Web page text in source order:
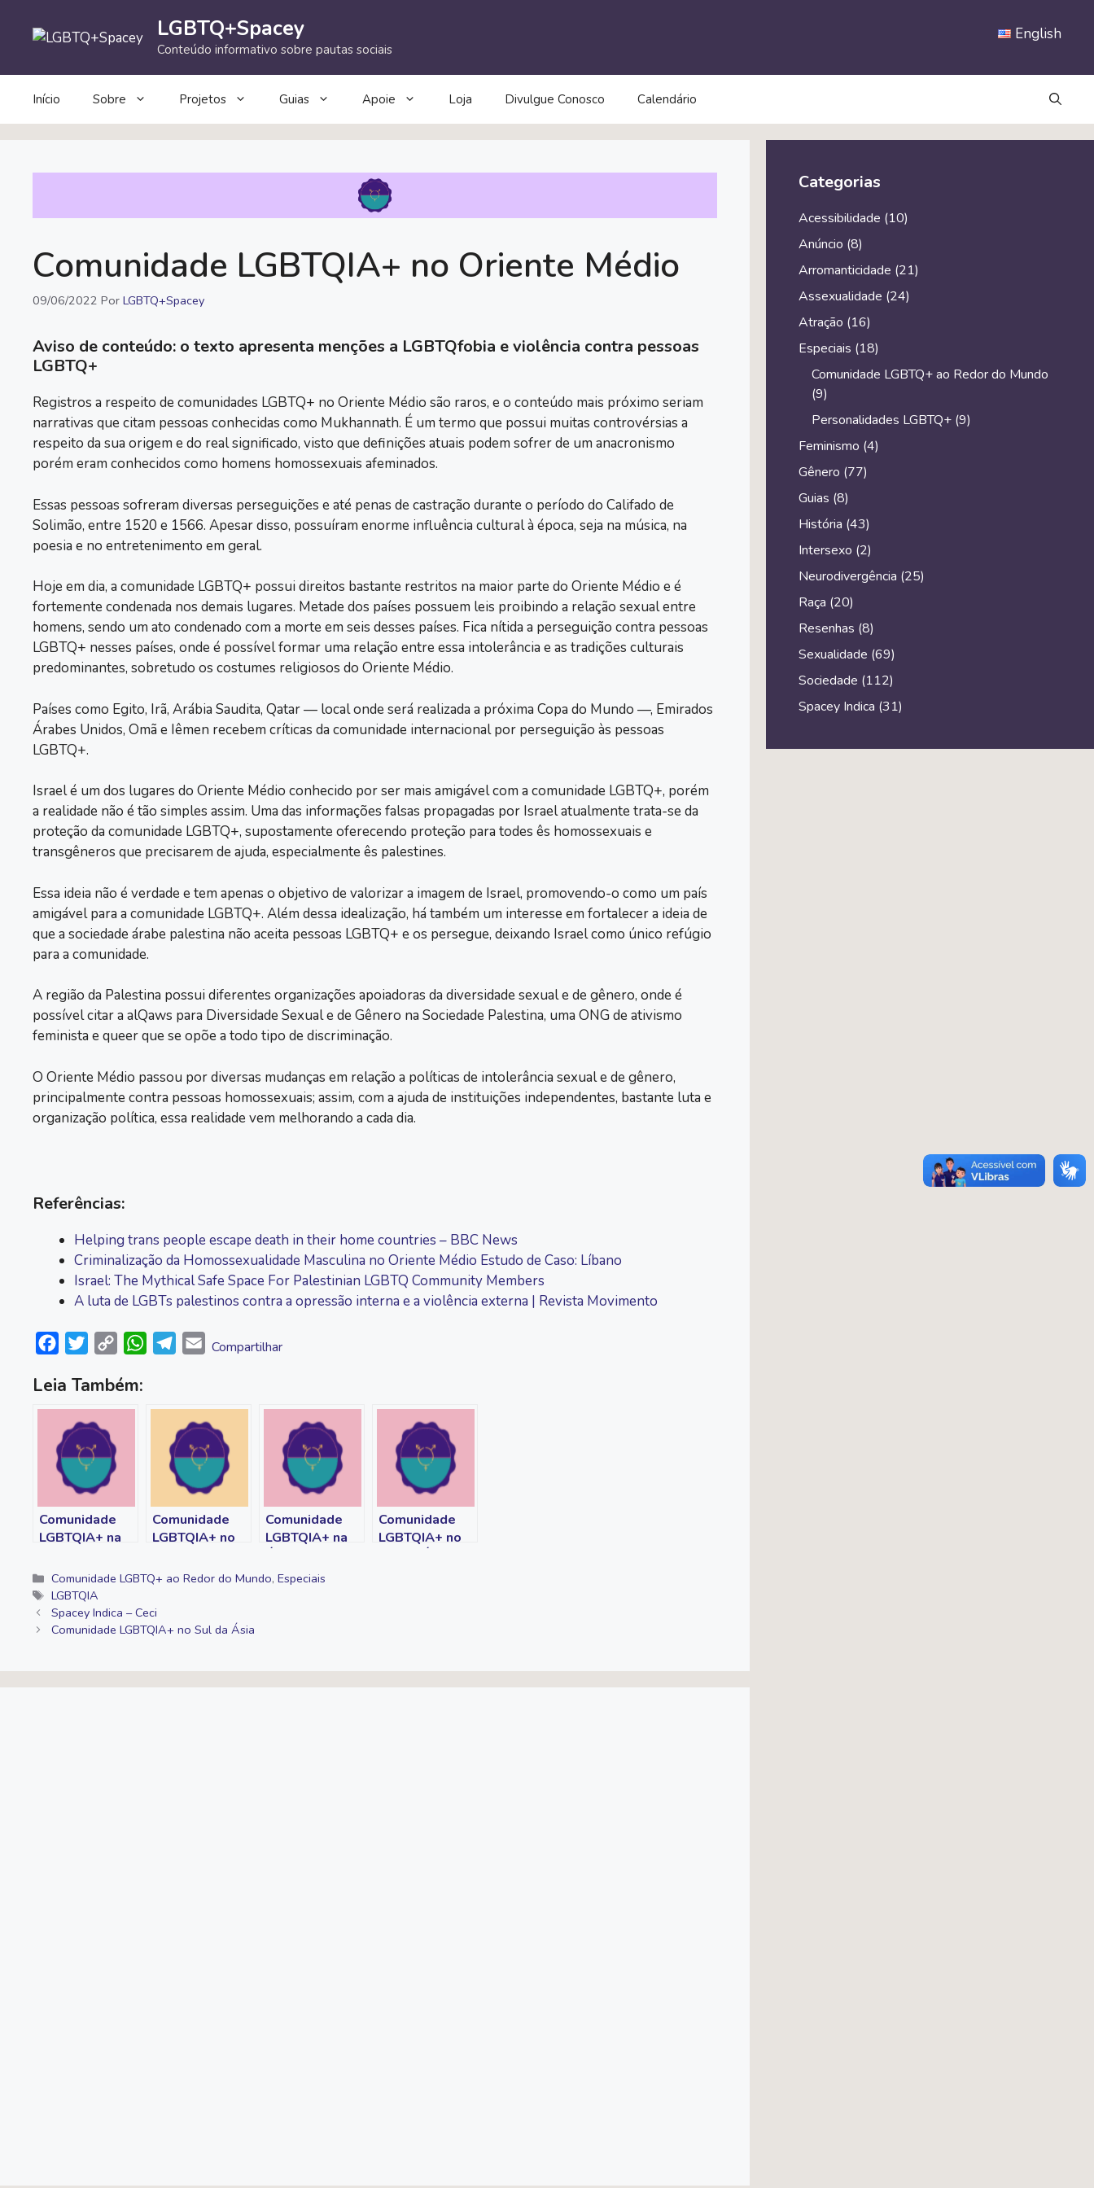
conteúdo
LGBTQ+Spacey
Conteúdo informativo sobre pautas sociais
English
Início Sobre Projetos Guias Apoie Loja Divulgue Conosco Calendário
Comunidade LGBTQIA+ no Oriente Médio
09/06/2022 Por LGBTQ+Spacey
Aviso de conteúdo: o texto apresenta menções a LGBTQfobia e violência contra pessoas
LGBTQ+
Registros a respeito de comunidades LGBTQ+ no Oriente Médio são raros, e o conteúdo mais próximo seriam
narrativas que citam pessoas conhecidas como Mukhannath. É um termo que possui muitas controvérsias a
respeito da sua origem e do real significado, visto que definições atuais podem sofrer de um anacronismo
porém eram conhecidos como homens homossexuais afeminados.
Essas pessoas sofreram diversas perseguições e até penas de castração durante o período do Califado de
Solimão, entre 1520 e 1566. Apesar disso, possuíram enorme influência cultural à época, seja na música, na
poesia e no entretenimento em geral.
Hoje em dia, a comunidade LGBTQ+ possui direitos bastante restritos na maior parte do Oriente Médio e é
fortemente condenada nos demais lugares. Metade dos países possuem leis proibindo a relação sexual entre
homens, sendo um ato condenado com a morte em seis desses países. Fica nítida a perseguição contra pessoas
LGBTQ+ nesses países, onde é possível formar uma relação entre essa intolerância e as tradições culturais
predominantes, sobretudo os costumes religiosos do Oriente Médio.
Países como Egito, Irã, Arábia Saudita, Qatar — local onde será realizada a próxima Copa do Mundo —, Emirados
Árabes Unidos, Omã e Iêmen recebem críticas da comunidade internacional por perseguição às pessoas
LGBTQ+.
Israel é um dos lugares do Oriente Médio conhecido por ser mais amigável com a comunidade LGBTQ+, porém
a realidade não é tão simples assim. Uma das informações falsas propagadas por Israel atualmente trata-se da
proteção da comunidade LGBTQ+, supostamente oferecendo proteção para todes ês homossexuais e
transgêneros que precisarem de ajuda, especialmente ês palestines.
Essa ideia não é verdade e tem apenas o objetivo de valorizar a imagem de Israel, promovendo-o como um país
amigável para a comunidade LGBTQ+. Além dessa idealização, há também um interesse em fortalecer a ideia de
que a sociedade árabe palestina não aceita pessoas LGBTQ+ e os persegue, deixando Israel como único refúgio
para a comunidade.
A região da Palestina possui diferentes organizações apoiadoras da diversidade sexual e de gênero, onde é
possível citar a alQaws para Diversidade Sexual e de Gênero na Sociedade Palestina, uma ONG de ativismo
feminista e queer que se opõe a todo tipo de discriminação.
O Oriente Médio passou por diversas mudanças em relação a políticas de intolerância sexual e de gênero,
principalmente contra pessoas homossexuais; assim, com a ajuda de instituições independentes, bastante luta e
organização política, essa realidade vem melhorando a cada dia.
Referências:
Helping trans people escape death in their home countries – BBC News
Criminalização da Homossexualidade Masculina no Oriente Médio Estudo de Caso: Líbano
Israel: The Mythical Safe Space For Palestinian LGBTQ Community Members
A luta de LGBTs palestinos contra a opressão interna e a violência externa | Revista Movimento
c
e
b
o
o
k
i
t
t
e
p
y
k
W
t
p
e
g
r
a
m
E
i
l
Compartilhar
Leia Também:
Comunidade
LGBTQIA+ na
Comunidade
LGBTQIA+ no
Comunidade
LGBTQIA+ na
Comunidade
LGBTQIA+ no
Categorias
Comunidade LGBTQ+ ao Redor do Mundo,Especiais
Tags
LGBTQIA
Spacey Indica – Ceci
Comunidade LGBTQIA+ no Sul da Ásia
Categorias
Acessibilidade (10)
Anúncio (8)
Arromanticidade (21)
Assexualidade (24)
Atração (16)
Especiais (18)
Comunidade LGBTQ+ ao Redor do Mundo
(9)
Personalidades LGBTQ+(9)
Feminismo (4)
Gênero (77)
Guias (8)
História (43)
Intersexo (2)
Neurodivergência (25)
Raça (20)
Resenhas (8)
Sexualidade (69)
Sociedade (112)
Spacey Indica (31)